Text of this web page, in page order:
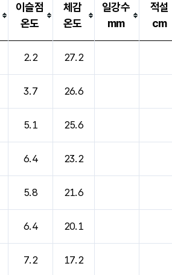
이슬점
온도
체감
온도
일강수
mm
적설
cm
2.2 27.2
3.7 26.6
5.1 25.6
6.4 23.2
5.8 21.6
6.4 20.1
7.2 17.2